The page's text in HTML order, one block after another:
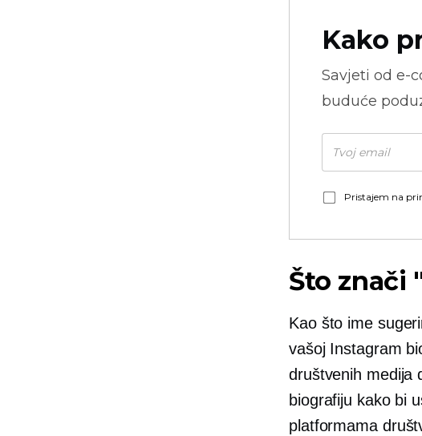
Kako
Savjeti od e-
buduće
Pristajem na
Što znači
Kao što ime
vašoj Instagram
društvenih medija
biografiju kako bi
platformama